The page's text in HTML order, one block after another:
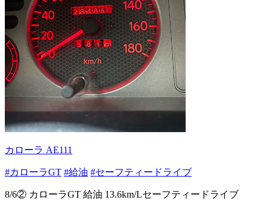
カローラ AE111
#カローラGT #給油 #セーフティードライブ
8/6② カローラGT 給油 13.6km/Lセーフティードライブ